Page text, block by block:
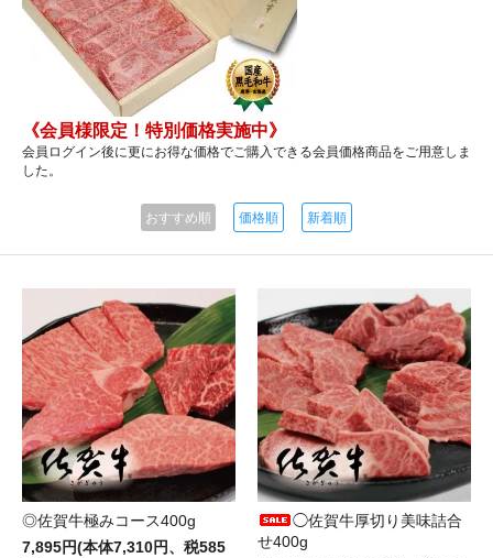
《会員様限定！特別価格実施中》
会員ログイン後に更にお得な価格でご購入できる会員価格商品をご用意しま
した。
おすすめ順 価格順 新着順
◎佐賀牛極みコース400g
7,895円(本体7,310円、税585
◯佐賀牛厚切り美味詰合
せ400g